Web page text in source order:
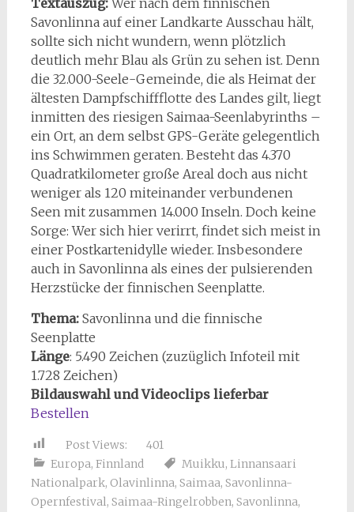
Savonlinna auf einer Landkarte Ausschau hält,
sollte sich nicht wundern, wenn plötzlich
deutlich mehr Blau als Grün zu sehen ist. Denn
die 32.000-Seele-Gemeinde, die als Heimat der
ältesten Dampfschiffflotte des Landes gilt, liegt
inmitten des riesigen Saimaa-Seenlabyrinths –
ein Ort, an dem selbst GPS-Geräte gelegentlich
ins Schwimmen geraten. Besteht das 4.370
Quadratkilometer große Areal doch aus nicht
weniger als 120 miteinander verbundenen
Seen mit zusammen 14.000 Inseln. Doch keine
Sorge: Wer sich hier verirrt, findet sich meist in
einer Postkartenidylle wieder. Insbesondere
auch in Savonlinna als eines der pulsierenden
Herzstücke der finnischen Seenplatte.
Thema: Savonlinna und die finnische
Seenplatte
Länge: 5.490 Zeichen (zuzüglich Infoteil mit
1.728 Zeichen)
Bildauswahl und Videoclips lieferbar
Bestellen
Post Views:
401
Europa, Finnland Muikku, Linnansaari
Nationalpark, Olavinlinna, Saimaa, Savonlinna-
Opernfestival, Saimaa-Ringelrobben, Savonlinna,